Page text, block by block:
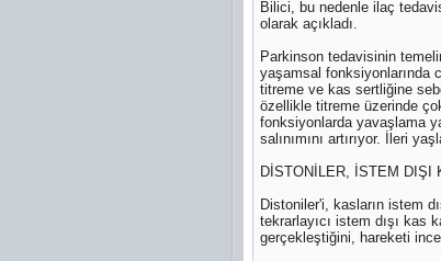
Bilici, bu nedenle ilaç
olarak açıkladı.
Parkinson tedavisinin
yaşamsal fonksiyonlarında
titreme ve kas sertliğine
özellikle titreme üzerinde
fonksiyonlarda yavaşlama
salınımını artırıyor. İleri
DİSTONİLER, İSTEM DIŞI
Distoniler'i, kasların istem
tekrarlayıcı istem dışı kas
gerçekleştiğini, hareketi